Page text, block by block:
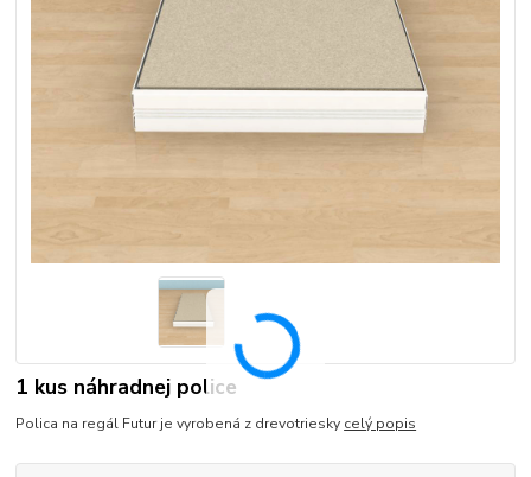
1 kus náhradnej police
Polica na regál Futur je vyrobená z drevotriesky celý popis